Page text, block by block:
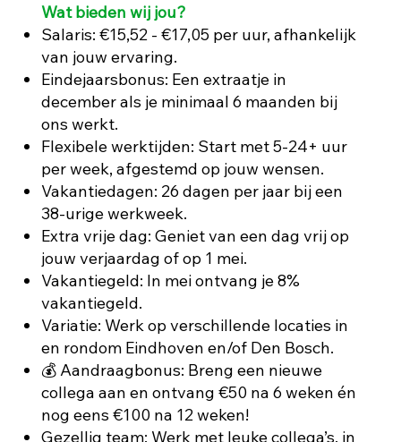
Wat bieden wij jou?
Salaris: €15,52 - €17,05 per uur, afhankelijk
van jouw ervaring.
Eindejaarsbonus: Een extraatje in
december als je minimaal 6 maanden bij
ons werkt.
Flexibele werktijden: Start met 5-24+ uur
per week, afgestemd op jouw wensen.
Vakantiedagen: 26 dagen per jaar bij een
38-urige werkweek.
Extra vrije dag: Geniet van een dag vrij op
jouw verjaardag of op 1 mei.
Vakantiegeld: In mei ontvang je 8%
vakantiegeld.
Variatie: Werk op verschillende locaties in
en rondom Eindhoven en/of Den Bosch.
💰 Aandraagbonus: Breng een nieuwe
collega aan en ontvang €50 na 6 weken én
nog eens €100 na 12 weken!
Gezellig team: Werk met leuke collega’s, in